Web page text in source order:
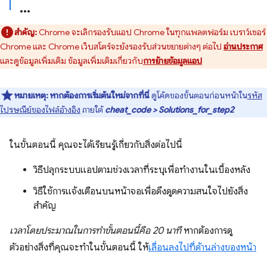
สำคัญ:Chrome จะเลิกรองรับแอป Chrome ในทุกแพลตฟอร์ม เบราว์เซอร์
Chrome และ Chrome เว็บสโตร์จะยังรองรับส่วนขยายต่างๆ ต่อไป อ่านประกาศ
และดูข้อมูลเพิ่มเติม ข้อมูลเพิ่มเติมเกี่ยวกับการย้ายข้อมูลแอป
หมายเหตุ:หากต้องการเริ่มต้นใหม่จากที่นี่ดูโค้ดของขั้นตอนก่อนหน้าในรหัส
ไปรษณีย์ของไฟล์อ้างอิง ภายใต้cheat_code > Solutions_for_step2
ในขั้นตอนนี้ คุณจะได้เรียนรู้เกี่ยวกับสิ่งต่อไปนี้
วิธีปลุกระบบแอปตามช่วงเวลาที่ระบุเพื่อทำงานในเบื้องหลัง
วิธีใช้การแจ้งเตือนบนหน้าจอเพื่อดึงดูดความสนใจไปยังสิ่ง
สำคัญ
เวลาโดยประมาณในการทำขั้นตอนนี้คือ 20 นาทีหากต้องการดู
ตัวอย่างสิ่งที่คุณจะทำในขั้นตอนนี้ ให้เลื่อนลงไปที่ด้านล่างของหน้า